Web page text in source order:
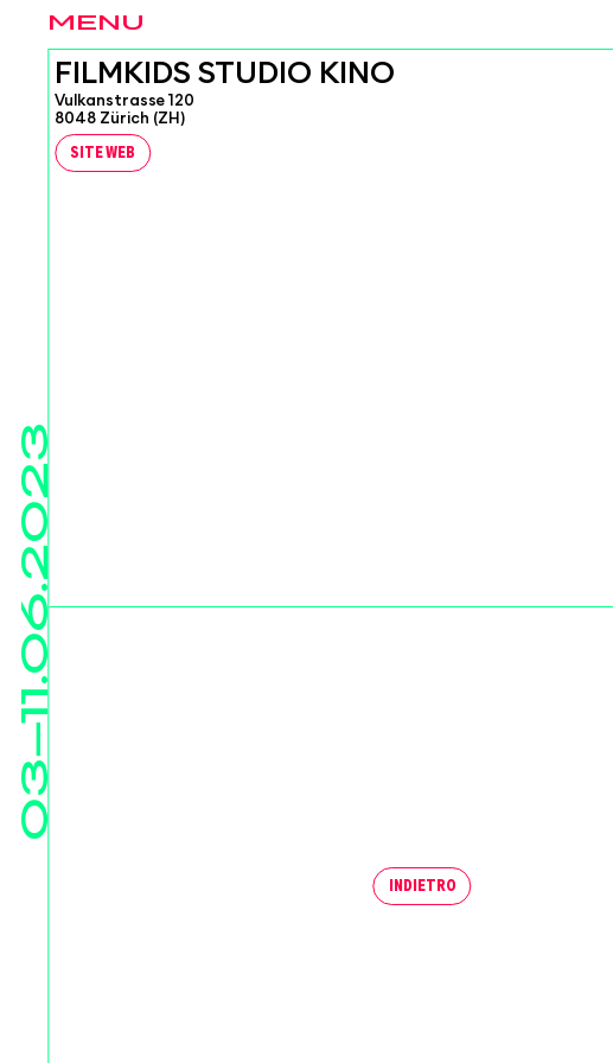
03—11.06.2023
MENU
FILMKIDS STUDIO KINO
Vulkanstrasse 120
8048 Zürich (ZH)
SITE WEB
INDIETRO